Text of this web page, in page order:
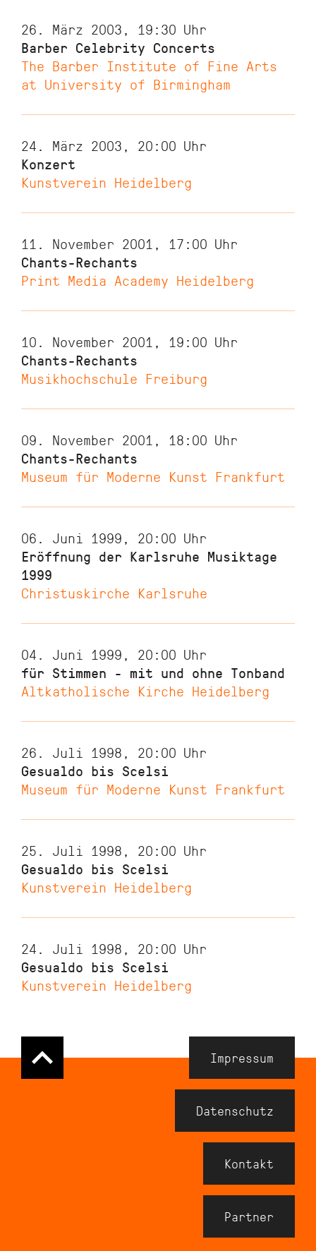
26. März 2003, 19:30 Uhr
Barber Celebrity Concerts
The Barber Institute of Fine Arts
at University of Birmingham
24. März 2003, 20:00 Uhr
Konzert
Kunstverein Heidelberg
11. November 2001, 17:00 Uhr
Chants-Rechants
Print Media Academy Heidelberg
10. November 2001, 19:00 Uhr
Chants-Rechants
Musikhochschule Freiburg
09. November 2001, 18:00 Uhr
Chants-Rechants
Museum für Moderne Kunst Frankfurt
06. Juni 1999, 20:00 Uhr
Eröffnung der Karlsruhe Musiktage
1999
Christuskirche Karlsruhe
04. Juni 1999, 20:00 Uhr
für Stimmen - mit und ohne Tonband
Altkatholische Kirche Heidelberg
26. Juli 1998, 20:00 Uhr
Gesualdo bis Scelsi
Museum für Moderne Kunst Frankfurt
25. Juli 1998, 20:00 Uhr
Gesualdo bis Scelsi
Kunstverein Heidelberg
24. Juli 1998, 20:00 Uhr
Gesualdo bis Scelsi
Kunstverein Heidelberg
Navigation
Meta
Footer
Impressum
Datenschutz
Kontakt
Partner